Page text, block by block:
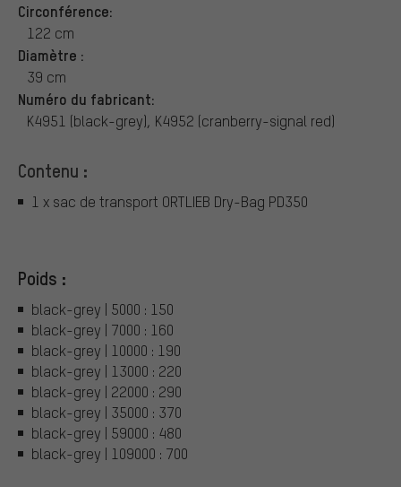
Circonférence:
122 cm
Diamètre :
39 cm
Numéro du fabricant:
K4951 (black-grey), K4952 (cranberry-signal red)
Contenu :
1 x sac de transport ORTLIEB Dry-Bag PD350
Poids :
black-grey | 5000 : 150
black-grey | 7000 : 160
black-grey | 10000 : 190
black-grey | 13000 : 220
black-grey | 22000 : 290
black-grey | 35000 : 370
black-grey | 59000 : 480
black-grey | 109000 : 700